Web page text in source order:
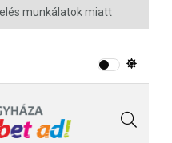
munkálatok miatt